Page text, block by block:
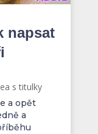
napsat
s titulky
a opět
a